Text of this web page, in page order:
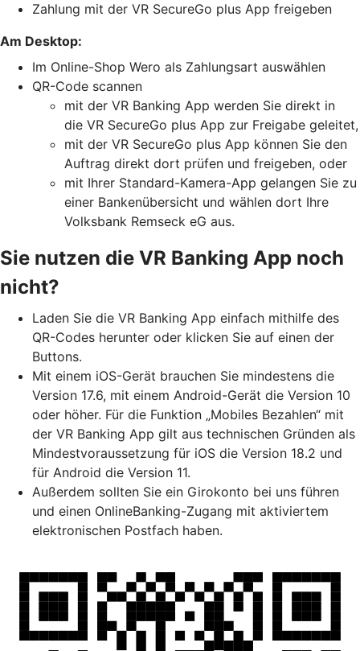
Zahlung mit der VR SecureGo plus App freigeben
Am Desktop:
Im Online-Shop Wero als Zahlungsart auswählen
QR-Code scannen
mit der VR Banking App werden Sie direkt in
die VR SecureGo plus App zur Freigabe geleitet,
mit der VR SecureGo plus App können Sie den
Auftrag direkt dort prüfen und freigeben, oder
mit Ihrer Standard-Kamera-App gelangen Sie zu
einer Bankenübersicht und wählen dort Ihre
Volksbank Remseck eG aus.
Sie nutzen die VR Banking App noch
nicht?
Laden Sie die VR Banking App einfach mithilfe des
QR-Codes herunter oder klicken Sie auf einen der
Buttons.
Mit einem iOS-Gerät brauchen Sie mindestens die
Version 17.6, mit einem Android-Gerät die Version 10
oder höher. Für die Funktion „Mobiles Bezahlen“ mit
der VR Banking App gilt aus technischen Gründen als
Mindestvoraussetzung für iOS die Version 18.2 und
für Android die Version 11.
Außerdem sollten Sie ein Girokonto bei uns führen
und einen OnlineBanking-Zugang mit aktiviertem
elektronischen Postfach haben.